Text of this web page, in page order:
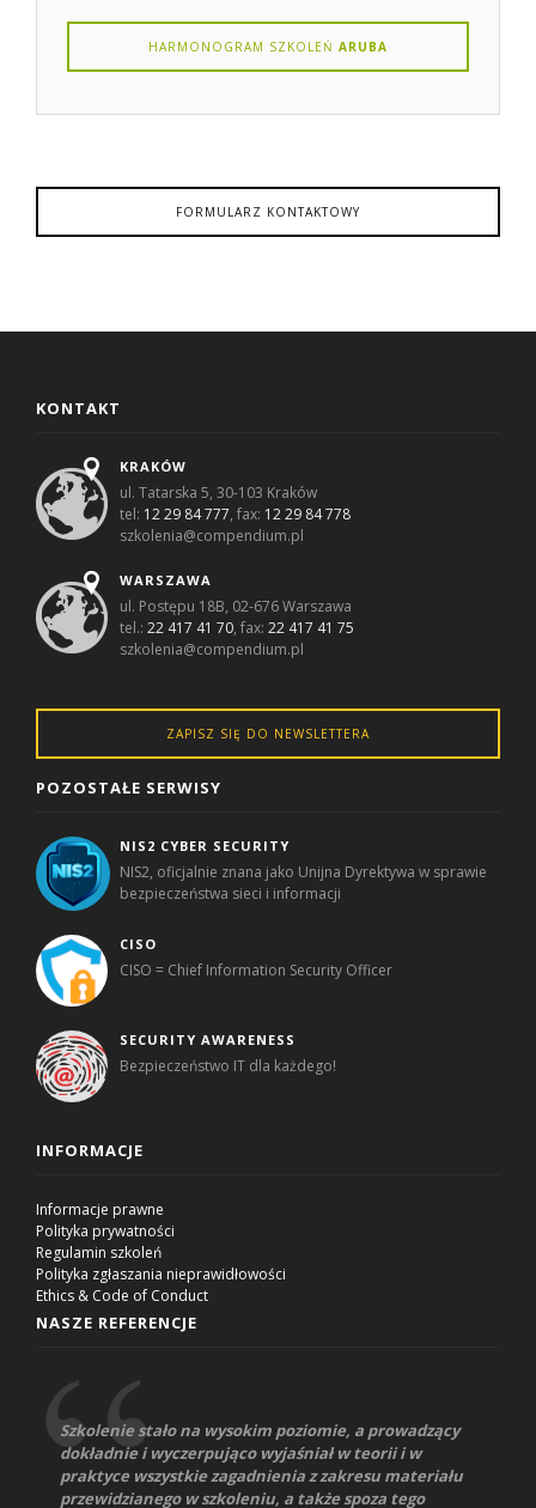
HARMONOGRAM SZKOLEŃ ARUBA
FORMULARZ KONTAKTOWY
KONTAKT
KRAKÓW
ul. Tatarska 5, 30-103 Kraków
tel: 12 29 84 777, fax: 12 29 84 778
szkolenia@compendium.pl
WARSZAWA
ul. Postępu 18B, 02-676 Warszawa
tel.:22 417 41 70, fax:22 417 41 75
szkolenia@compendium.pl
ZAPISZ SIĘ DO NEWSLETTERA
POZOSTAŁE SERWISY
NIS2 CYBER SECURITY
NIS2, oficjalnie znana jako Unijna Dyrektywa w sprawie
bezpieczeństwa sieci i informacji
CISO
CISO = Chief Information Security Officer
SECURITY AWARENESS
Bezpieczeństwo IT dla każdego!
INFORMACJE
Informacje prawne
Polityka prywatności
Regulamin szkoleń
Polityka zgłaszania nieprawidłowości
Ethics & Code of Conduct
NASZE REFERENCJE
Szkolenie stało na wysokim poziomie, a prowadzący
dokładnie i wyczerpująco wyjaśniał w teorii i w
praktyce wszystkie zagadnienia z zakresu materiału
przewidzianego w szkoleniu, a także spoza tego